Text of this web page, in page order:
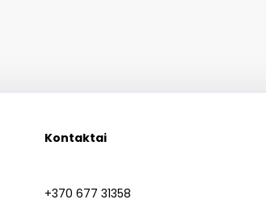
Kontaktai
+370 677 31358